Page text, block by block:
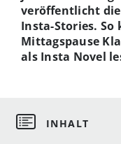
veröffentlicht
Insta-Stories.
Mittagspause
als Insta Novel